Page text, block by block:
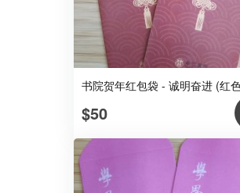
书院贺年红包袋 - 诚明奋进 (红
$50